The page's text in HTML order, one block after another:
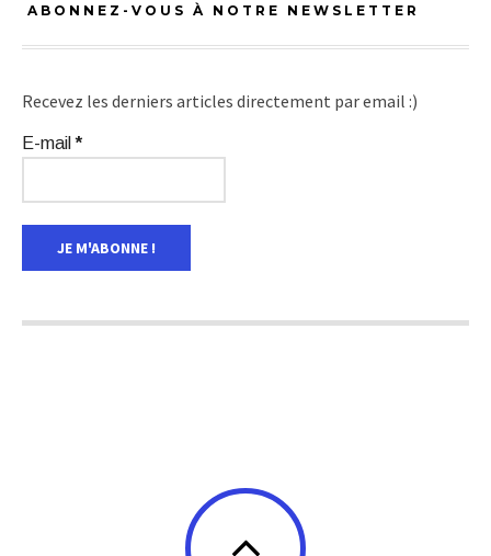
ABONNEZ-VOUS À NOTRE NEWSLETTER
Recevez les derniers articles directement par email :)
E-mail*